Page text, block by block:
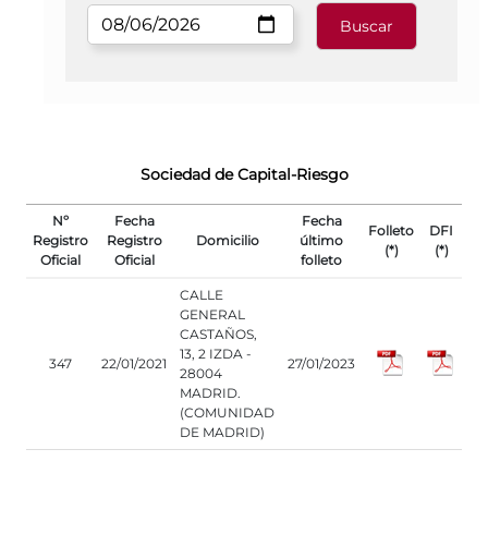
Sociedad de Capital-Riesgo
Nº
Registro
Oficial
Fecha
Registro
Oficial
Domicilio
Fecha
último
folleto
Folleto
(*)
DFI
(*)
347 22/01/2021
CALLE
GENERAL
CASTAÑOS,
13, 2 IZDA -
28004
MADRID.
(COMUNIDAD
DE MADRID)
27/01/2023